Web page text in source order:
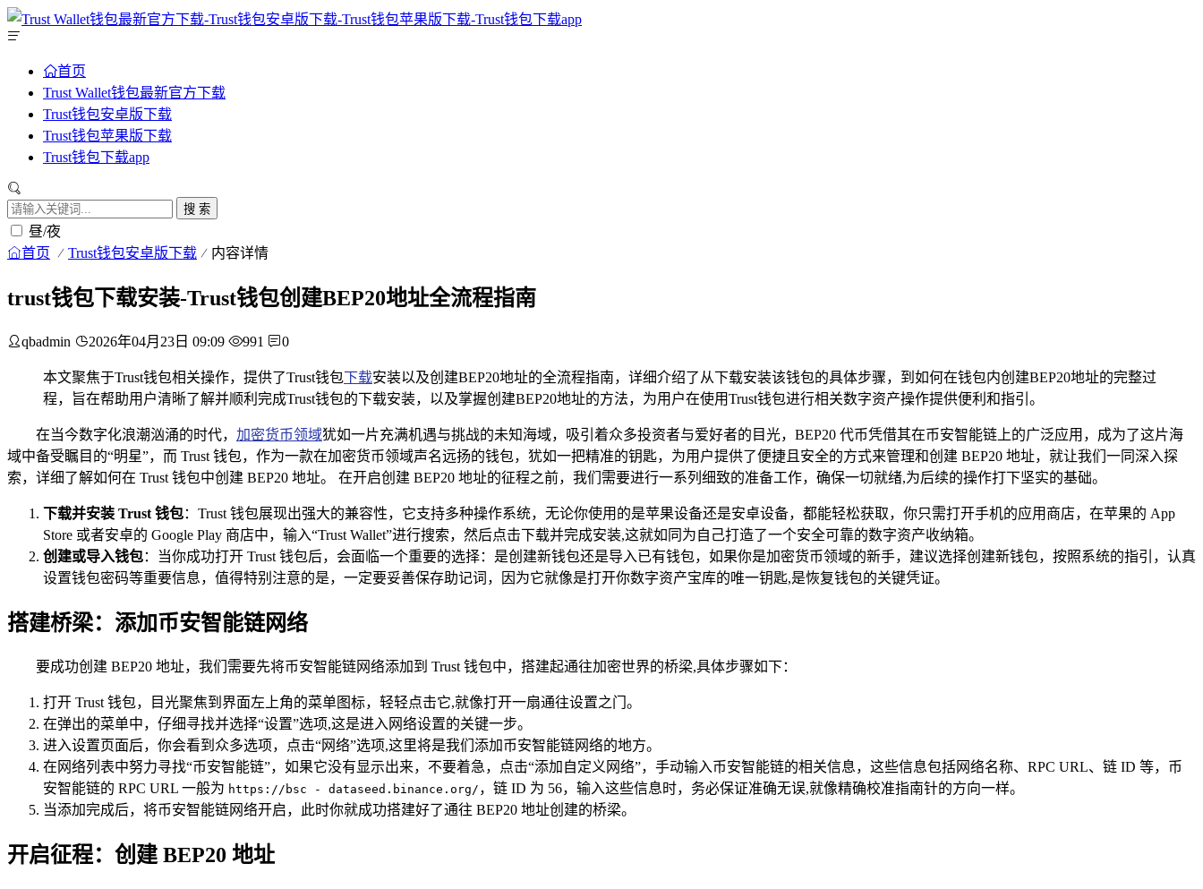
首页
Trust Wallet钱包最新官方下载
Trust钱包安卓版下载
Trust钱包苹果版下载
Trust钱包下载app
搜 索
昼/夜
首页 Trust钱包安卓版下载 内容详情
trust钱包下载安装-Trust钱包创建BEP20地址全流程指南
qbadmin 2026年04月23日 09:09 991 0
本文聚焦于Trust钱包相关操作，提供了Trust钱包下载安装以及创建BEP20地址的全流程指南，详细介绍了从下载安装该钱包的具体步骤，到如何在钱包内创建BEP20地址的完整过
程，旨在帮助用户清晰了解并顺利完成Trust钱包的下载安装，以及掌握创建BEP20地址的方法，为用户在使用Trust钱包进行相关数字资产操作提供便利和指引。
在当今数字化浪潮汹涌的时代， 加密货币领域犹如一片充满机遇与挑战的未知海域，吸引着众多投资者与爱好者的目光，BEP20 代币凭借其在币安智能链上的广泛应用，成为了这片海
域中备受瞩目的“明星”，而 Trust 钱包，作为一款在加密货币领域声名远扬的钱包，犹如一把精准的钥匙，为用户提供了便捷且安全的方式来管理和创建 BEP20 地址，就让我们一同深入探
索，详细了解如何在 Trust 钱包中创建 BEP20 地址。 在开启创建 BEP20 地址的征程之前，我们需要进行一系列细致的准备工作，确保一切就绪,为后续的操作打下坚实的基础。
下载并安装 Trust 钱包：Trust 钱包展现出强大的兼容性，它支持多种操作系统，无论你使用的是苹果设备还是安卓设备，都能轻松获取，你只需打开手机的应用商店，在苹果的 App
Store 或者安卓的 Google Play 商店中，输入“Trust Wallet”进行搜索，然后点击下载并完成安装,这就如同为自己打造了一个安全可靠的数字资产收纳箱。
创建或导入钱包：当你成功打开 Trust 钱包后，会面临一个重要的选择：是创建新钱包还是导入已有钱包，如果你是加密货币领域的新手，建议选择创建新钱包，按照系统的指引，认真
设置钱包密码等重要信息，值得特别注意的是，一定要妥善保存助记词，因为它就像是打开你数字资产宝库的唯一钥匙,是恢复钱包的关键凭证。
搭建桥梁：添加币安智能链网络
要成功创建 BEP20 地址，我们需要先将币安智能链网络添加到 Trust 钱包中，搭建起通往加密世界的桥梁,具体步骤如下：
打开 Trust 钱包，目光聚焦到界面左上角的菜单图标，轻轻点击它,就像打开一扇通往设置之门。
在弹出的菜单中，仔细寻找并选择“设置”选项,这是进入网络设置的关键一步。
进入设置页面后，你会看到众多选项，点击“网络”选项,这里将是我们添加币安智能链网络的地方。
在网络列表中努力寻找“币安智能链”，如果它没有显示出来，不要着急，点击“添加自定义网络”，手动输入币安智能链的相关信息，这些信息包括网络名称、RPC URL、链 ID 等，币
安智能链的 RPC URL 一般为 https://bsc - dataseed.binance.org/ ，链 ID 为 56，输入这些信息时，务必保证准确无误,就像精确校准指南针的方向一样。
当添加完成后，将币安智能链网络开启，此时你就成功搭建好了通往 BEP20 地址创建的桥梁。
开启征程：创建 BEP20 地址